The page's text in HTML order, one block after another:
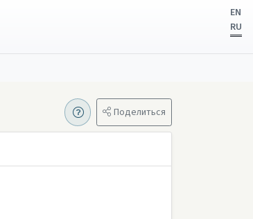
EN
RU
Поделиться